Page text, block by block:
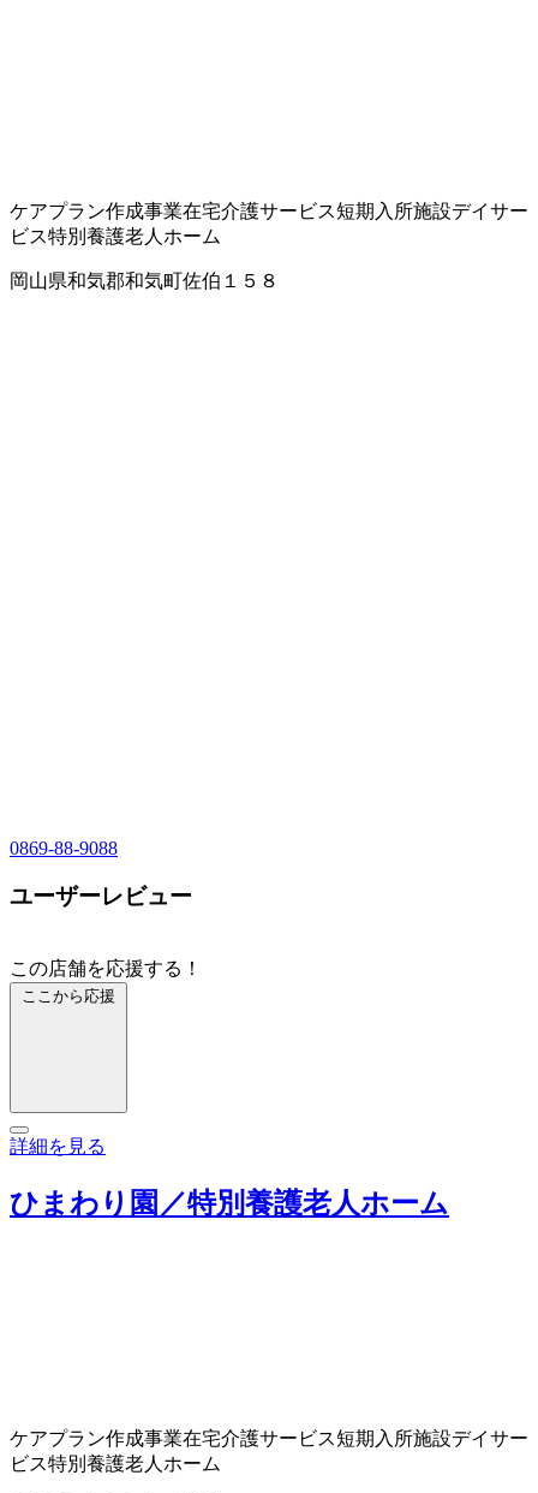
ケアプラン作成事業在宅介護サービス短期入所施設デイサー
ビス特別養護老人ホーム
岡山県和気郡和気町佐伯１５８
0869-88-9088
ユーザーレビュー
この店舗を応援する！
ここから応援
詳細を見る
ひまわり園／特別養護老人ホーム
ケアプラン作成事業在宅介護サービス短期入所施設デイサー
ビス特別養護老人ホーム